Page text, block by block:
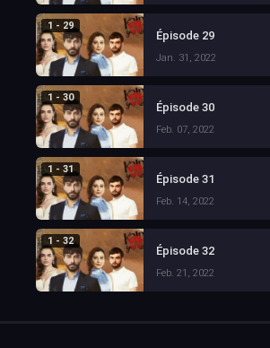
1 - 29
Épisode 29
Jan. 31, 2022
1 - 30
Épisode 30
Feb. 07, 2022
1 - 31
Épisode 31
Feb. 14, 2022
1 - 32
Épisode 32
Feb. 21, 2022